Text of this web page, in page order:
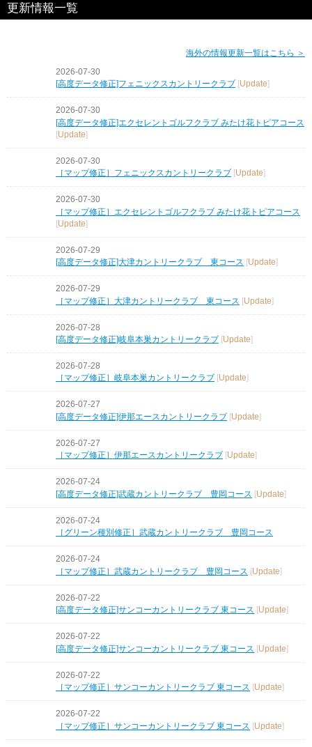
更新情報一覧
海外の情報更新一覧はこちら ＞
2026-07-30
[高度データ修正]フェニックスカントリークラブ
Update
2026-07-30
[高度データ修正]エクセレントゴルフクラブ みたけ花トピアコース
[Update]
2026-07-30
［マップ修正］フェニックスカントリークラブ [Update]
2026-07-30
［マップ修正］エクセレントゴルフクラブ みたけ花トピアコース
[Update]
2026-07-29
[高度データ修正]大津カントリークラブ 東コース [Update]
2026-07-29
［マップ修正］大津カントリークラブ 東コース [Update]
2026-07-28
[高度データ修正]岐阜本巣カントリークラブ [Update]
2026-07-28
［マップ修正］岐阜本巣カントリークラブ
Update
2026-07-27
[高度データ修正]伊那エースカントリークラブ [Update]
2026-07-27
［マップ修正］伊那エースカントリークラブ
Update
2026-07-24
[高度データ修正]武蔵カントリークラブ 豊岡コース [Update]
2026-07-24
［グリーン種別修正］武蔵カントリークラブ 豊岡コース
2026-07-24
［マップ修正］武蔵カントリークラブ 豊岡コース [Update]
2026-07-22
[高度データ修正]サンコーカントリークラブ 東コース [Update]
2026-07-22
[高度データ修正]サンコーカントリークラブ 東コース [Update]
2026-07-22
［マップ修正］サンコーカントリークラブ 東コース [Update]
2026-07-22
［マップ修正］サンコーカントリークラブ 東コース [Update]